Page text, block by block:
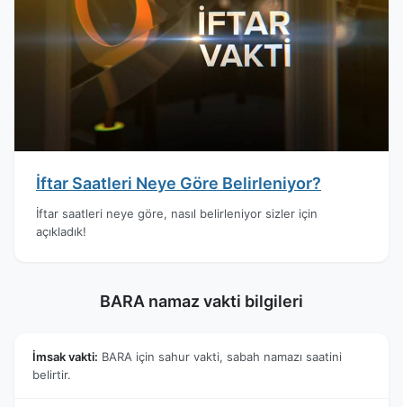
İftar Saatleri Neye Göre Belirleniyor?
İftar saatleri neye göre, nasıl belirleniyor sizler için
açıkladık!
BARA namaz vakti bilgileri
İmsak vakti: BARA için sahur vakti, sabah namazı saatini
belirtir.